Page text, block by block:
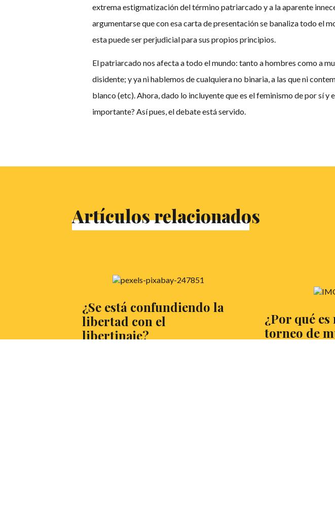
extrema estigmatización del término patriarcado y a la aparente
argumentarse que con esa carta de presentación se banaliza todo el
esta puede ser perjudicial para sus propios principios.
El patriarcado nos afecta a todo el mundo: tanto a hombres como a
disidente; y ya ni hablemos de cualquiera no binaria, a las que ni
blanco (etc). Ahora, dado lo incluyente que es el feminismo de por sí
importante? Así pues, el debate está servido.
Artículos relacionados
¿Se está confundiendo la
libertad con el
libertinaje?
¿Por qué
torneo de